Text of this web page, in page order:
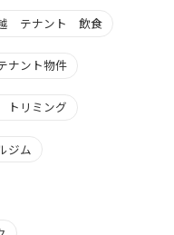
テナント 飲食
ント物件
リミング
ジム